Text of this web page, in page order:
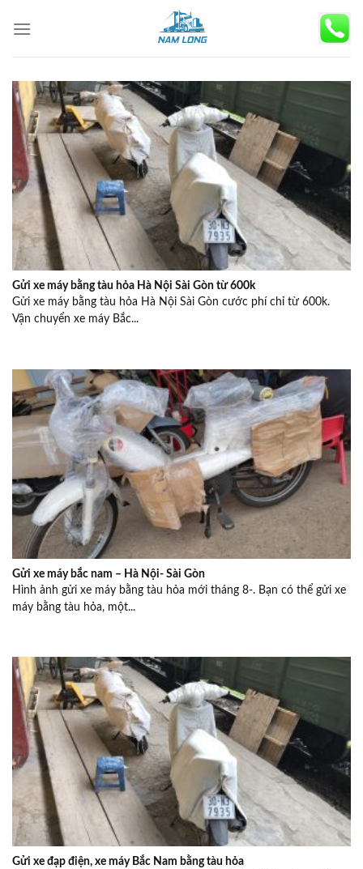
Gửi xe máy bằng tàu hỏa Hà Nội Sài Gòn từ 600k
Gửi xe máy bằng tàu hỏa Hà Nội Sài Gòn cước phí chỉ từ 600k.
Vận chuyển xe máy Bắc...
Gửi xe máy bắc nam – Hà Nội- Sài Gòn
Hình ảnh gửi xe máy bằng tàu hỏa mới tháng 8-. Bạn có thể gửi xe
máy bằng tàu hỏa, một...
Gửi xe đạp điện, xe máy Bắc Nam bằng tàu hỏa